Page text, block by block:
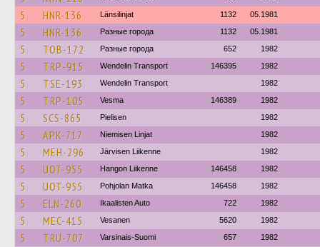
5 HNR-136 Länsilinjat 1132 05.1981
5 HNR-136 Разные города 1132 05.1981
5 TOB-172 Разные города 652 1982
5 TRP-915 Wendelin Transport 146395 1982
5 TSE-193 Wendelin Transport 1982
5 TRP-105 Vesma 146389 1982
5 SCS-865 Pielisen 1982
5 APK-717 Niemisen Linjat 1982
5 MEH-296 Järvisen Liikenne 1982
5 UOT-955 Hangon Liikenne 146458 1982
5 UOT-955 Pohjolan Matka 146458 1982
5 ELN-260 Ikaalisten Auto 722 1982
5 MEC-415 Vesanen 5620 1982
5 TRU-707 Varsinais-Suomi 657 1982